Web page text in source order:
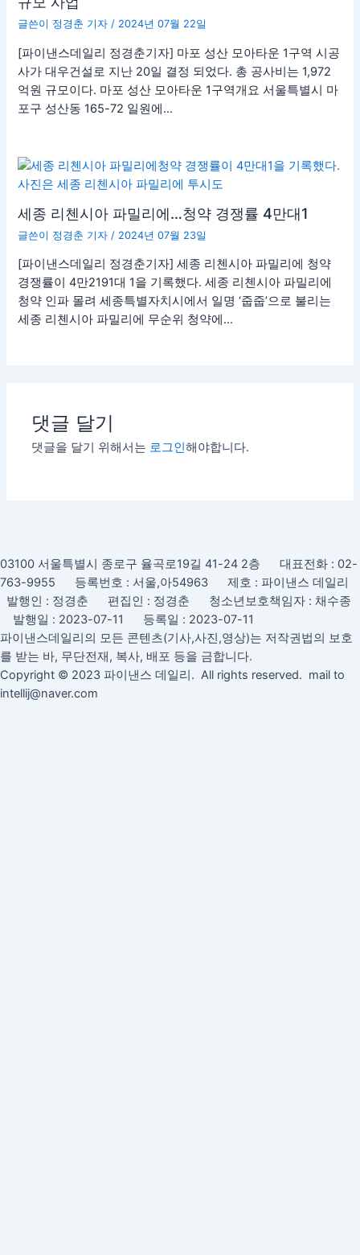
글쓴이 정경춘 기자/ 2024년 07월 22일
[파이낸스데일리 정경춘기자] 마포 성산 모아타운 1구역 시공
사가 대우건설로 지난 20일 결정 되었다. 총 공사비는 1,972
억원 규모이다. 마포 성산 모아타운 1구역개요 서울특별시 마
포구 성산동 165-72 일원에…
세종 리첸시아 파밀리에…청약 경쟁률 4만대1
글쓴이 정경춘 기자 / 2024년 07월 23일
[파이낸스데일리 정경춘기자] 세종 리첸시아 파밀리에 청약
경쟁률이 4만2191대 1을 기록했다. 세종 리첸시아 파밀리에
청약 인파 몰려 세종특별자치시에서 일명 ‘줍줍’으로 불리는
세종 리첸시아 파밀리에 무순위 청약에…
댓글 달기
댓글을 달기 위해서는 로그인해야합니다.
03100 서울특별시 종로구 율곡로19길 41-24 2층 대표전화 : 02-
763-9955 등록번호 : 서울,아54963 제호 : 파이낸스 데일리
발행인 : 정경춘 편집인 : 정경춘 청소년보호책임자 : 채수종
발행일 : 2023-07-11 등록일 : 2023-07-11
파이낸스데일리의 모든 콘텐츠(기사,사진,영상)는 저작권법의 보호
를 받는 바, 무단전재, 복사, 배포 등을 금합니다.
Copyright © 2023 파이낸스 데일리. All rights reserved. mail to
intellij@naver.com